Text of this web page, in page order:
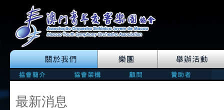
最新消息